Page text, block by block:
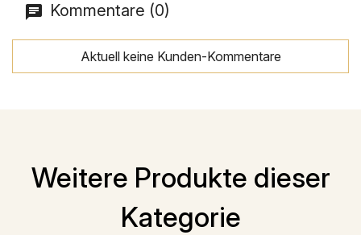
Kommentare (0)
Aktuell keine Kunden-Kommentare
Weitere Produkte dieser
Kategorie